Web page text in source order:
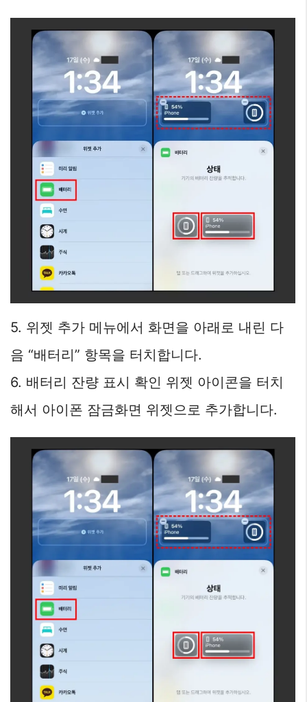
5. 위젯 추가 메뉴에서 화면을 아래로 내린 다
음 “배터리” 항목을 터치합니다.
6. 배터리 잔량 표시 확인 위젯 아이콘을 터치
해서 아이폰 잠금화면 위젯으로 추가합니다.